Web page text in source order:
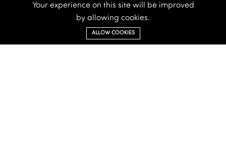
Your experience on this site will be improved
by allowing cookies.
ALLOW COOKIES